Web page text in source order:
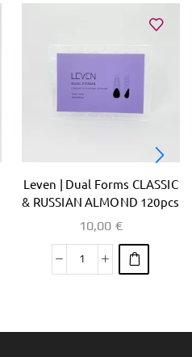
Leven | Dual Forms CLASSIC
& RUSSIAN ALMOND 120pcs
10,00 €